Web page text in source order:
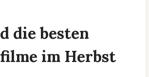
die besten
im Herbst